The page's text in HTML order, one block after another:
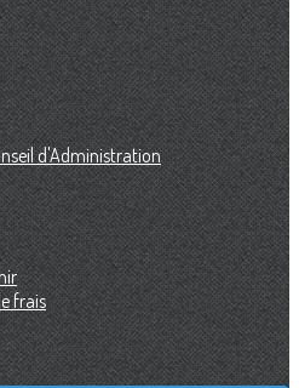
d'Administration
frais